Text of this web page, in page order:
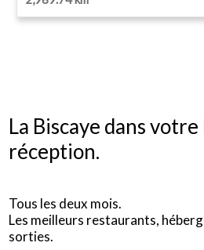
La Biscaye dans
réception.
Tous les deux mois.
Les meilleurs restaurants,
sorties.